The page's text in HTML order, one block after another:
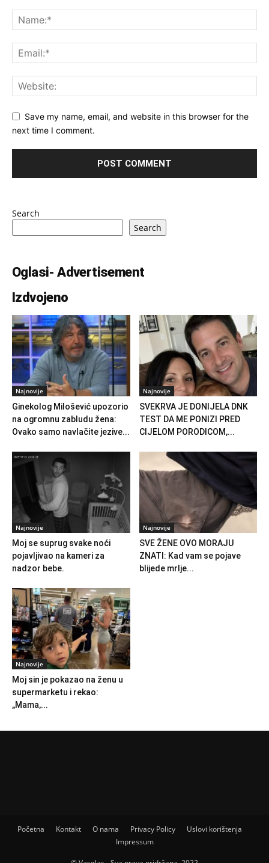
Save my name, email, and website in this browser for the
next time I comment.
Search
Search
Oglasi- Advertisement
Izdvojeno
Najnovije
Ginekolog Milošević upozorio
na ogromnu zabludu žena:
Ovako samo navlačite jezive...
Najnovije
SVEKRVA JE DONIJELA DNK
TEST DA ME PONIZI PRED
CIJELOM PORODICOM,...
Najnovije
Moj se suprug svake noći
pojavljivao na kameri za
nadzor bebe.
Najnovije
SVE ŽENE OVO MORAJU
ZNATI: Kad vam se pojave
blijede mrlje...
Najnovije
Moj sin je pokazao na ženu u
supermarketu i rekao:
„Mama,...
Početna Kontakt O nama Privacy Policy
Uslovi korištenja
Impressum